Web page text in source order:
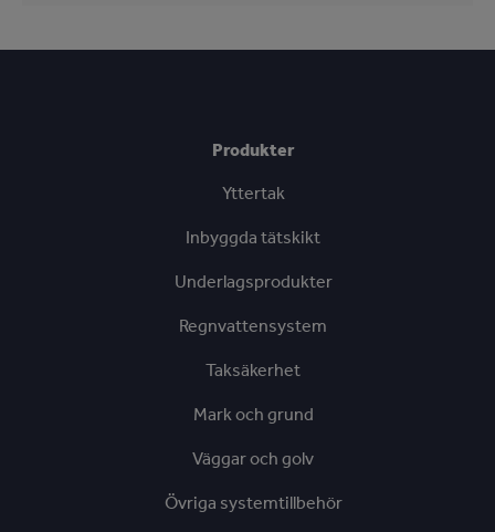
Produkter
Yttertak
Inbyggda tätskikt
Underlagsprodukter
Regnvattensystem
Taksäkerhet
Mark och grund
Väggar och golv
Övriga systemtillbehör